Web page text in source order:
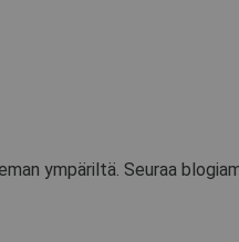
ympäriltä. Seuraa